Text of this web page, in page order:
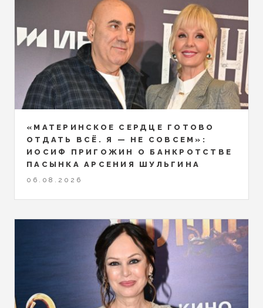
«МАТЕРИНСКОЕ СЕРДЦЕ ГОТОВО
ОТДАТЬ ВСЁ. Я — НЕ СОВСЕМ»:
ИОСИФ ПРИГОЖИН О БАНКРОТСТВЕ
ПАСЫНКА АРСЕНИЯ ШУЛЬГИНА
06.08.2026